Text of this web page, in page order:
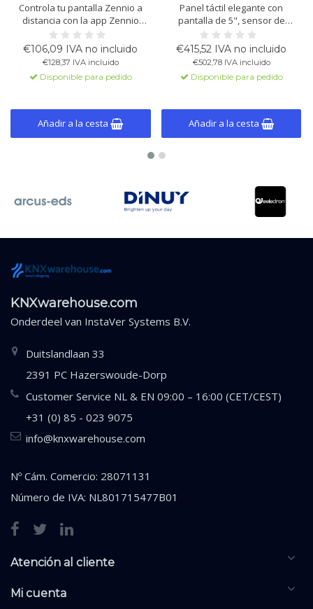
Controla tu pantalla Zennio a
distancia con la app Zennio
Remote. Recibe alertas de
emergencia como fugas de agua
o incendios en tu smartphone.
€106,09 IVA no incluido
€128,37 IVA incluido
Disponible para pedido
Añadir a la cesta
Panel táctil elegante con
pantalla de 5", sensor de
temperatura interno, sensor de
proximidad y 12 páginas
personalizables. Disponible en
blanco, negro y plata.
€415,52 IVA no incluido
€502,78 IVA incluido
Disponible para pedido
Añadir a la cesta
KNXwarehouse.com
Onderdeel van InstaVer Systems B.V.
Duitslandlaan 33
2391 PC Hazerswoude-Dorp
Customer Service NL & EN 09:00 – 16:00 (CET/CEST)
+31 (0) 85 - 023 9075
info@knxwarehouse.com
Nº Cám. Comercio: 28071131
Número de IVA: NL801715477B01
Atención al cliente
Mi cuenta